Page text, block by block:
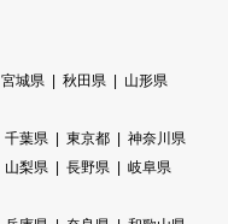
宮城県 秋田県
山形県
千葉県 東京都
神奈川県
山梨県 長野県
岐阜県